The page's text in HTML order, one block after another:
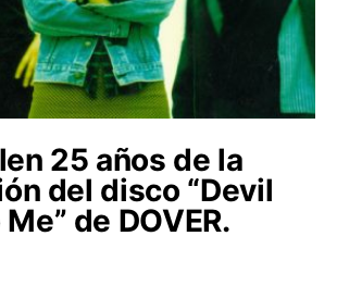
25 años de la
del disco “Devil
de DOVER.